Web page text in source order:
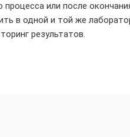
или после
в одной и той же
результатов.